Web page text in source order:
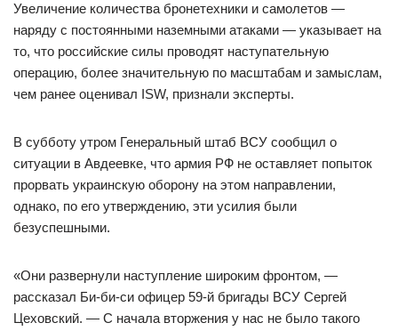
Увеличение количества бронетехники и самолетов —
наряду с постоянными наземными атаками — указывает на
то, что российские силы проводят наступательную
операцию, более значительную по масштабам и замыслам,
чем ранее оценивал ISW, признали эксперты.
В субботу утром Генеральный штаб ВСУ сообщил о
ситуации в Авдеевке, что армия РФ не оставляет попыток
прорвать украинскую оборону на этом направлении,
однако, по его утверждению, эти усилия были
безуспешными.
«Они развернули наступление широким фронтом, —
рассказал Би-би-си офицер 59-й бригады ВСУ Сергей
Цеховский. — С начала вторжения у нас не было такого